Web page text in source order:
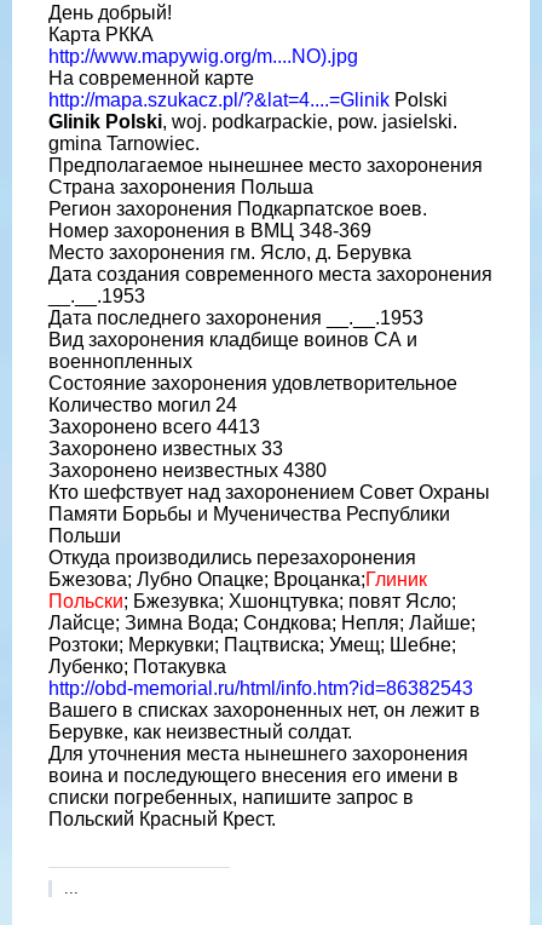
День добрый!
Карта РККА
http://www.mapywig.org/m....NO).jpg
На современной карте
http://mapa.szukacz.pl/?&lat=4....=Glinik Polski
Glinik Polski, woj. podkarpackie, pow. jasielski.
gmina Tarnowiec.
Предполагаемое нынешнее место захоронения
Страна захоронения Польша
Регион захоронения Подкарпатское воев.
Номер захоронения в ВМЦ З48-369
Место захоронения гм. Ясло, д. Берувка
Дата создания современного места захоронения
__.__.1953
Дата последнего захоронения __.__.1953
Вид захоронения кладбище воинов СА и
военнопленных
Состояние захоронения удовлетворительное
Количество могил 24
Захоронено всего 4413
Захоронено известных 33
Захоронено неизвестных 4380
Кто шефствует над захоронением Совет Охраны
Памяти Борьбы и Мученичества Республики
Польши
Откуда производились перезахоронения
Бжезова; Лубно Опацке; Вроцанка;Глиник
Польски; Бжезувка; Хшонцтувка; повят Ясло;
Лайсце; Зимна Вода; Сондкова; Непля; Лайше;
Розтоки; Меркувки; Пацтвиска; Умещ; Шебне;
Лубенко; Потакувка
http://obd-memorial.ru/html/info.htm?id=86382543
Вашего в списках захороненных нет, он лежит в
Берувке, как неизвестный солдат.
Для уточнения места нынешнего захоронения
воина и последующего внесения его имени в
списки погребенных, напишите запрос в
Польский Красный Крест.